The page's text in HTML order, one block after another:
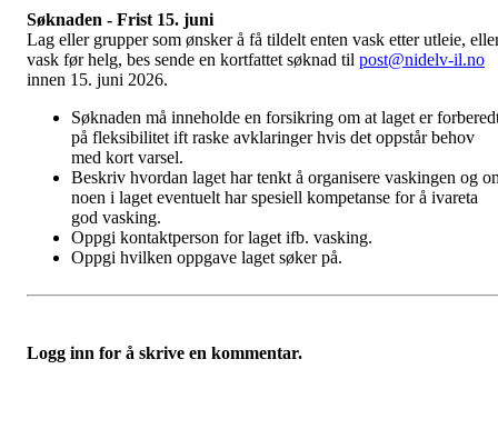
Søknaden - Frist 15. juni
Lag eller grupper som ønsker å få tildelt enten vask etter utleie,
vask før helg, bes sende en kortfattet søknad til post@nidelv-il.no
innen 15. juni 2026.
Søknaden må inneholde en forsikring om at laget er
på fleksibilitet ift raske avklaringer hvis det oppstår behov
med kort varsel.
Beskriv hvordan laget har tenkt å organisere vaskingen og
noen i laget eventuelt har spesiell kompetanse for å ivareta
god vasking.
Oppgi kontaktperson for laget ifb. vasking.
Oppgi hvilken oppgave laget søker på.
Logg inn for å skrive en kommentar.